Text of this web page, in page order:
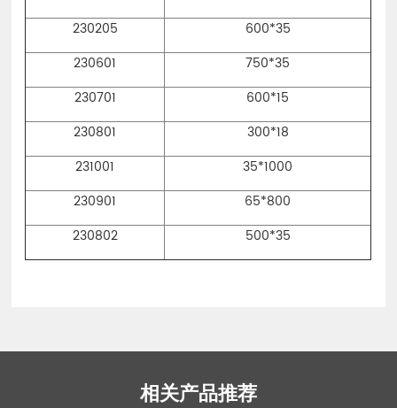
230205
600*35
230601
750*35
230701
600*15
230801
300*18
231001
35*1000
230901
65*800
230802
500*35
相关产品推荐